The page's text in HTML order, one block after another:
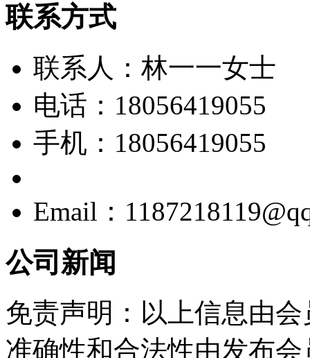
联系方式
联系人：林一一女士
电话：18056419055
手机：18056419055
Email：
公司新闻
免责声明：以上信息由
准确性和合法性由发布